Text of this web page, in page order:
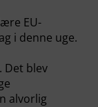
EU-
i denne uge.
Det blev
alvorlig